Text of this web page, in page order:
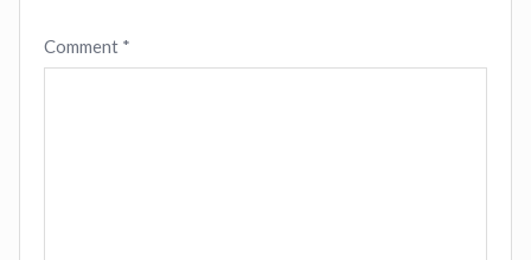
Comment *